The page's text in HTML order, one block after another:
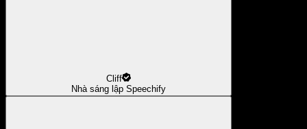
Cliff
Nhà sáng lập Speechify